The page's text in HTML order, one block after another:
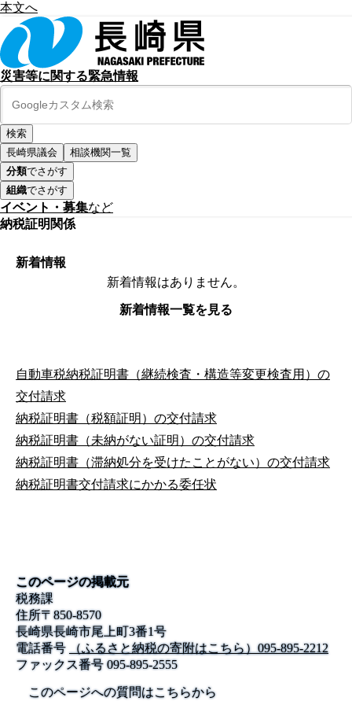
本文へ
災害等に関する緊急情報
長崎県議会
相談機関一覧
分類でさがす
組織でさがす
イベント・募集など
納税証明関係
新着情報
新着情報はありません。
新着情報一覧を見る
自動車税納税証明書（継続検査・構造等変更検査用）の
交付請求
納税証明書（税額証明）の交付請求
納税証明書（未納がない証明）の交付請求
納税証明書（滞納処分を受けたことがない）の交付請求
納税証明書交付請求にかかる委任状
このページの掲載元
税務課
住所〒850-8570
長崎県長崎市尾上町3番1号
電話番号
（ふるさと納税の寄附はこちら）095-895-2212
ファックス番号095-895-2555
このページへの質問はこちらから